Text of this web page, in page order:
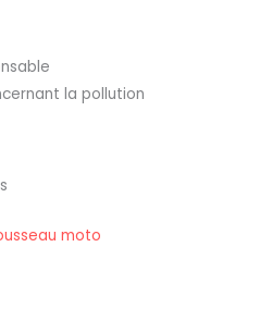
la pollution
moto